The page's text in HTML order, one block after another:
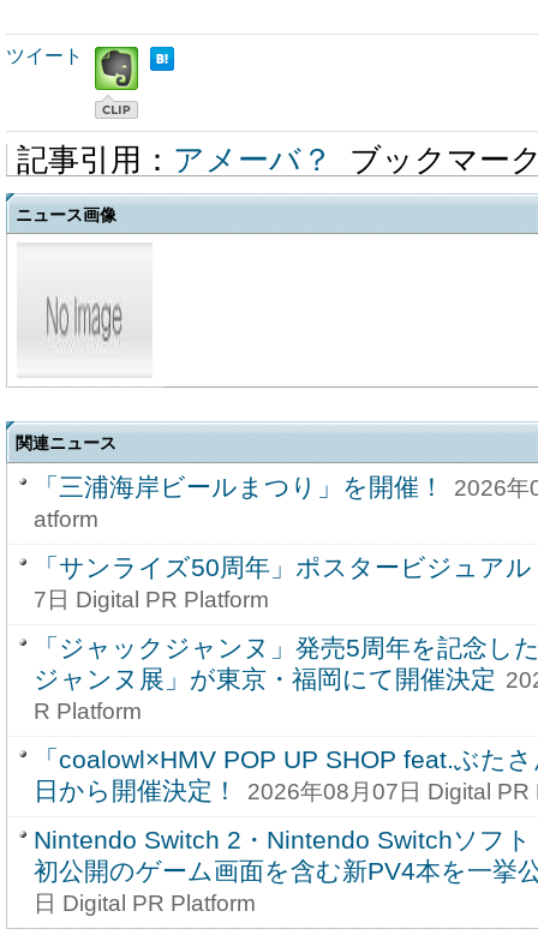
ツイート
記事引用： アメーバ？ ブックマー
ニュース画像
関連ニュース
「三浦海岸ビールまつり」を開催！
2026年
atform
「サンライズ50周年」ポスタービジュア
7日 Digital PR Platform
「ジャックジャンヌ」発売5周年を記念し
ジャンヌ展」が東京・福岡にて開催決定
R Platform
「coalowl×HMV POP UP SHOP feat.ぶた
日から開催決定！
2026年08月07日 Digital PR
Nintendo Switch 2・Nintendo Switchソフ
初公開のゲーム画面を含む新PV4本を一挙
日 Digital PR Platform